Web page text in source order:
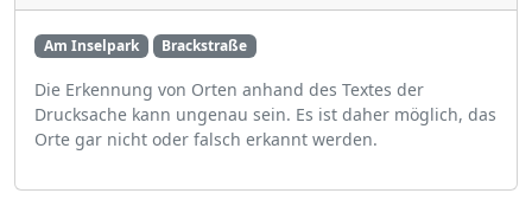
Am Inselpark Brackstraße
Die Erkennung von Orten anhand des Textes der
Drucksache kann ungenau sein. Es ist daher möglich, das
Orte gar nicht oder falsch erkannt werden.